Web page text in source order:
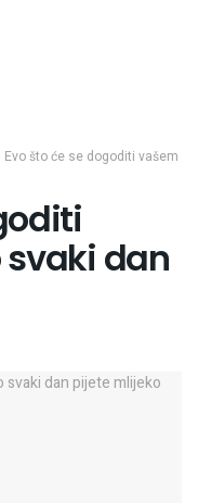
Evo što će se dogoditi vašem
dan